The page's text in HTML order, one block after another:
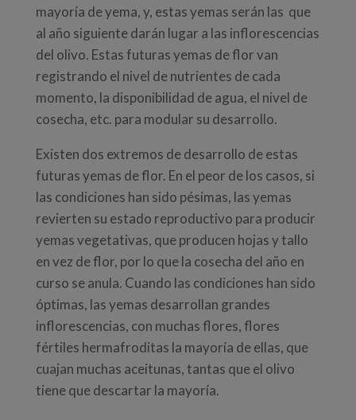
mayoría de yema, y, estas yemas serán las que
al año siguiente darán lugar a las inflorescencias
del olivo. Estas futuras yemas de flor van
registrando el nivel de nutrientes de cada
momento, la disponibilidad de agua, el nivel de
cosecha, etc. para modular su desarrollo.
Existen dos extremos de desarrollo de estas
futuras yemas de flor. En el peor de los casos, si
las condiciones han sido pésimas, las yemas
revierten su estado reproductivo para producir
yemas vegetativas, que producen hojas y tallo
en vez de flor, por lo que la cosecha del año en
curso se anula. Cuando las condiciones han sido
óptimas, las yemas desarrollan grandes
inflorescencias, con muchas flores, flores
fértiles hermafroditas la mayoría de ellas, que
cuajan muchas aceitunas, tantas que el olivo
tiene que descartar la mayoría.